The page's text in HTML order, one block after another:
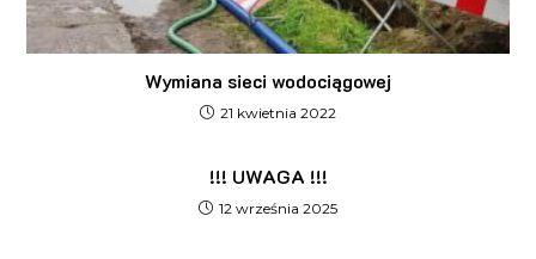
Wymiana sieci wodociągowej
21 kwietnia 2022
!!! UWAGA !!!
12 września 2025